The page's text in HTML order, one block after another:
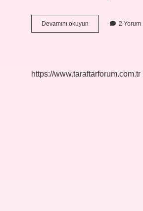
Devamını okuyun
Kelimesinin
2 Yorum
https://www.taraftarforum.com.tr